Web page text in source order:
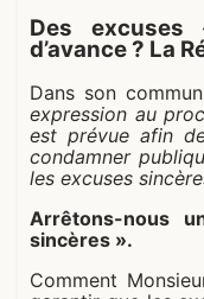
Des excuses
d’avance ? La
Dans son
expression au
est prévue afin
condamner
les excuses
Arrêtons-nous
sincères ».
Comment